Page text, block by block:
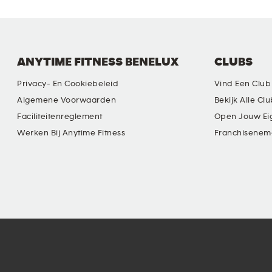
ANYTIME FITNESS BENELUX
Privacy- En Cookiebeleid
Algemene Voorwaarden
Faciliteitenreglement
Werken Bij Anytime Fitness
CLUBS
Vind Een Club
Bekijk Alle
Open Jouw